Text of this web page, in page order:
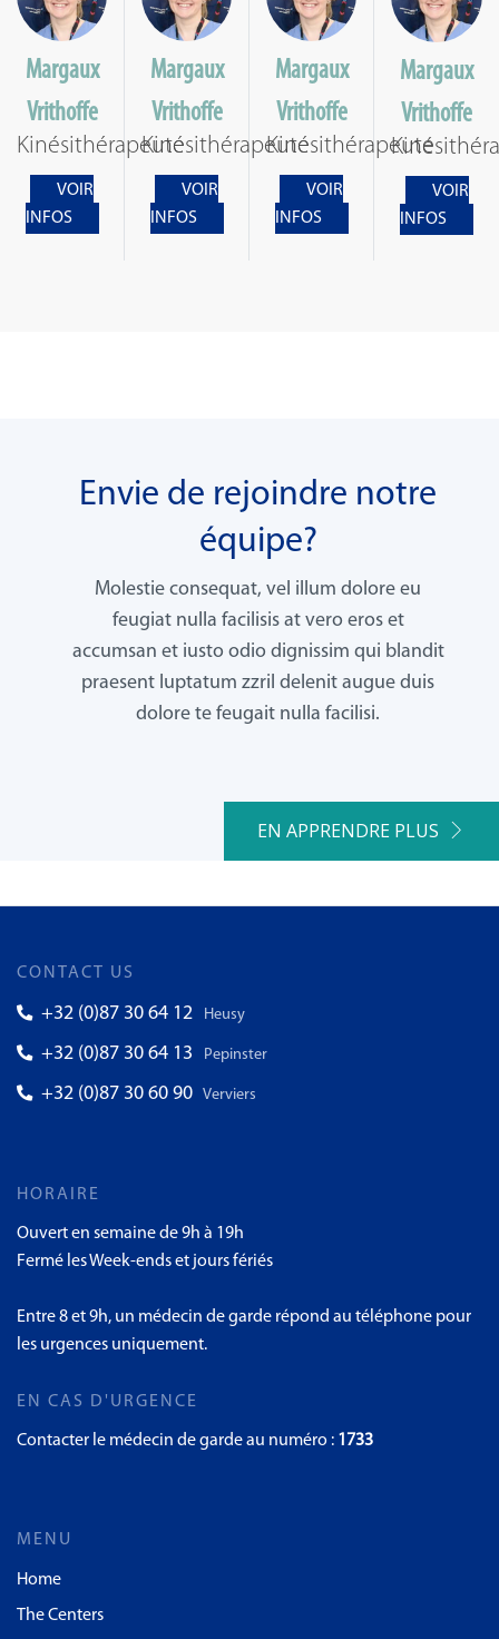
Margaux
Vrithoffe
Kinésithérapeute
VOIR
INFOS
Margaux
Vrithoffe
Kinésithérapeute
VOIR
INFOS
Margaux
Vrithoffe
Kinésithérapeute
VOIR
INFOS
Margaux
Vrithoffe
VOIR
INFOS
Envie de rejoindre notre
équipe?
Molestie consequat, vel illum dolore eu
feugiat nulla facilisis at vero eros et
accumsan et iusto odio dignissim qui blandit
praesent luptatum zzril delenit augue duis
dolore te feugait nulla facilisi.
EN APPRENDRE PLUS
CONTACT US
+32 (0)87 30 64 12 Heusy
+32 (0)87 30 64 13 Pepinster
+32 (0)87 30 60 90 Verviers
HORAIRE
Ouvert en semaine de 9h à 19h
Fermé les Week-ends et jours fériés
Entre 8 et 9h, un médecin de garde répond au téléphone pour
les urgences uniquement.
EN CAS D'URGENCE
Contacter le médecin de garde au numéro : 1733
MENU
Home
The Centers